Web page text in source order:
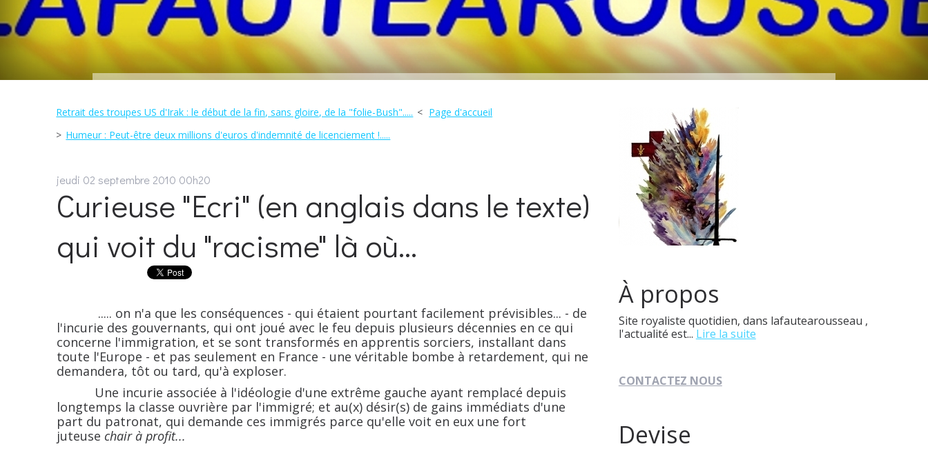
Retrait des troupes US d'Irak : le début de la fin, sans gloire, de la "folie-Bush".....
Page d'accueil
Humeur : Peut-être deux millions d'euros d'indemnité de licenciement !.....
jeudi 02 septembre 2010 00h20
Curieuse "Ecri" (en anglais dans le texte)
qui voit du "racisme" là où...
..... on n'a que les conséquences - qui étaient pourtant facilement prévisibles... - de
l'incurie des gouvernants, qui ont joué avec le feu depuis plusieurs décennies en ce qui
concerne l'immigration, et se sont transformés en apprentis sorciers, installant dans
toute l'Europe - et pas seulement en France - une véritable bombe à retardement, qui ne
demandera, tôt ou tard, qu'à exploser.
Une incurie associée à l'idéologie d'une extrême gauche ayant remplacé depuis
longtemps la classe ouvrière par l'immigré; et au(x) désir(s) de gains immédiats d'une
part du patronat, qui demande ces immigrés parce qu'elle voit en eux une fort
juteuse chair à profit...
À propos
Site royaliste quotidien, dans lafautearousseau ,
l'actualité est... Lire la suite
CONTACTEZ NOUS
Devise